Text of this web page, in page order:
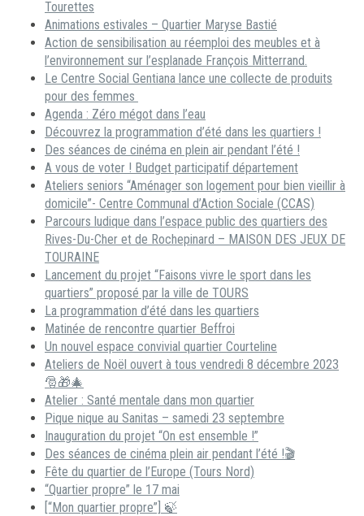
Tourettes
Animations estivales – Quartier Maryse Bastié
Action de sensibilisation au réemploi des meubles et à
l’environnement sur l’esplanade François Mitterrand.
Le Centre Social Gentiana lance une collecte de produits
pour des femmes
Agenda : Zéro mégot dans l’eau
Découvrez la programmation d’été dans les quartiers !
Des séances de cinéma en plein air pendant l’été !
A vous de voter ! Budget participatif département
Ateliers seniors “Aménager son logement pour bien vieillir à
domicile”- Centre Communal d’Action Sociale (CCAS)
Parcours ludique dans l’espace public des quartiers des
Rives-Du-Cher et de Rochepinard – MAISON DES JEUX DE
TOURAINE
Lancement du projet “Faisons vivre le sport dans les
quartiers” proposé par la ville de TOURS
La programmation d’été dans les quartiers
Matinée de rencontre quartier Beffroi
Un nouvel espace convivial quartier Courteline
Ateliers de Noël ouvert à tous vendredi 8 décembre 2023
🎅🎁🎄
Atelier : Santé mentale dans mon quartier
Pique nique au Sanitas – samedi 23 septembre
Inauguration du projet “On est ensemble !”
Des séances de cinéma plein air pendant l’été !🎬
Fête du quartier de l’Europe (Tours Nord)
“Quartier propre” le 17 mai
[“Mon quartier propre”] 🍃